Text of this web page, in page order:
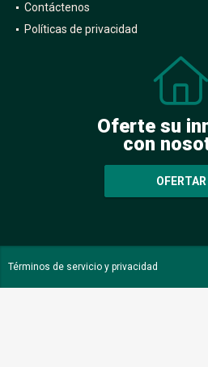
Contáctenos
Políticas de privacidad
Oferte su
con
OFERTAR
Términos de servicio y privacidad